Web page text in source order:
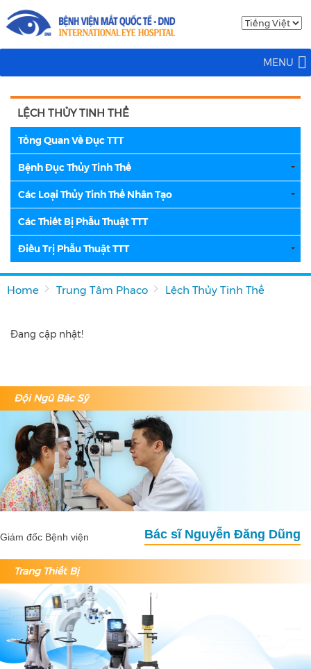
MENU
LỆCH THỦY TINH THỂ
Tổng Quan Về Đục TTT
Bệnh Đục Thủy Tinh Thể
Các Loại Thủy Tinh Thể Nhân Tạo
Các Thiết Bị Phẫu Thuật TTT
Điều Trị Phẫu Thuật TTT
Home Trung Tâm Phaco Lệch Thủy Tinh Thể
Đang cập nhật!
Đội Ngũ Bác Sỹ
Bác sĩ Nguyễn Đăng Dũng
Giám đốc Bệnh viện
Trang Thiết Bị